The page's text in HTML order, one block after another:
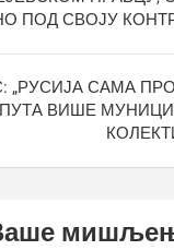
ПОД СВОЈУ
„РУСИЈА САМА
ПУТА ВИШЕ
Ваше